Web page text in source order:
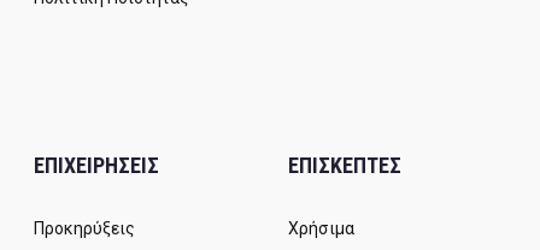
ΕΠΙΧΕΙΡΗΣΕΙΣ
Προκηρύξεις
ΕΠΙΣΚΕΠΤΕΣ
Χρήσιμα